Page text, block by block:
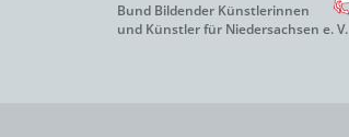
Bund Bildender Künstlerinnen
und Künstler für Niedersachsen e. V.